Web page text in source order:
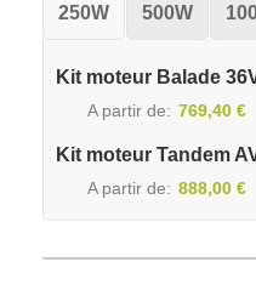
250W 500W
Kit moteur Balade
A partir de 769,40 €
Kit moteur Tandem
A partir de 888,00 €